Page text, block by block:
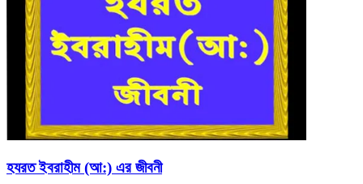
হযরত ইবরাহীম (আ:) এর জীবনী